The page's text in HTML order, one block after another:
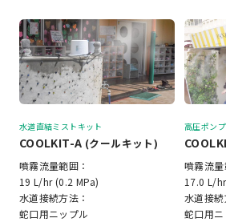
水道直結ミストキット
COOLKIT-A (クールキット)
噴霧流量範囲：
19 L/hr (0.2 MPa)
水道接続方法：
蛇口用ニップル
高圧ポン
噴霧流量
17.0 L/
水道接続
蛇口用ニ